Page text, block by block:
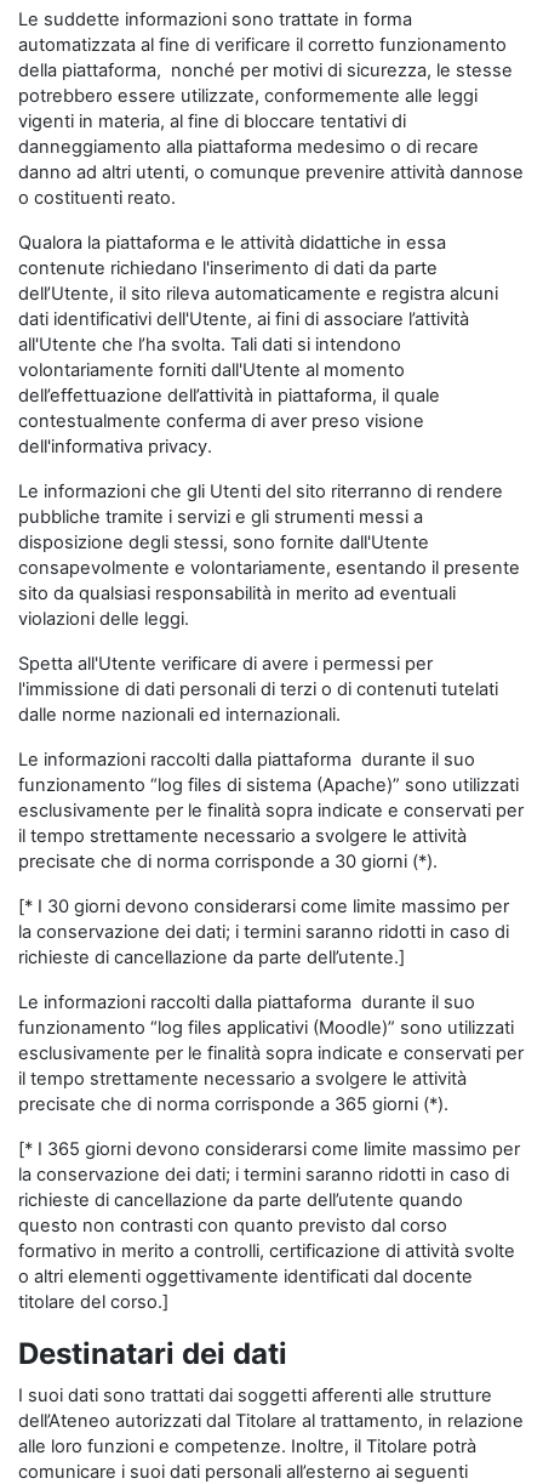
Le suddette informazioni sono trattate in forma
automatizzata al fine di verificare il corretto funzionamento
della piattaforma, nonché per motivi di sicurezza, le stesse
potrebbero essere utilizzate, conformemente alle leggi
vigenti in materia, al fine di bloccare tentativi di
danneggiamento alla piattaforma medesimo o di recare
danno ad altri utenti, o comunque prevenire attività dannose
o costituenti reato.
Qualora la piattaforma e le attività didattiche in essa
contenute richiedano l'inserimento di dati da parte
dell’Utente, il sito rileva automaticamente e registra alcuni
dati identificativi dell'Utente, ai fini di associare l’attività
all'Utente che l’ha svolta. Tali dati si intendono
volontariamente forniti dall'Utente al momento
dell’effettuazione dell’attività in piattaforma, il quale
contestualmente conferma di aver preso visione
dell'informativa privacy.
Le informazioni che gli Utenti del sito riterranno di rendere
pubbliche tramite i servizi e gli strumenti messi a
disposizione degli stessi, sono fornite dall'Utente
consapevolmente e volontariamente, esentando il presente
sito da qualsiasi responsabilità in merito ad eventuali
violazioni delle leggi.
Spetta all'Utente verificare di avere i permessi per
l'immissione di dati personali di terzi o di contenuti tutelati
dalle norme nazionali ed internazionali.
Le informazioni raccolti dalla piattaforma durante il suo
funzionamento “log files di sistema (Apache)” sono utilizzati
esclusivamente per le finalità sopra indicate e conservati per
il tempo strettamente necessario a svolgere le attività
precisate che di norma corrisponde a 30 giorni (*).
[* I 30 giorni devono considerarsi come limite massimo per
la conservazione dei dati; i termini saranno ridotti in caso di
richieste di cancellazione da parte dell’utente.]
Le informazioni raccolti dalla piattaforma durante il suo
funzionamento “log files applicativi (Moodle)” sono utilizzati
esclusivamente per le finalità sopra indicate e conservati per
il tempo strettamente necessario a svolgere le attività
precisate che di norma corrisponde a 365 giorni (*).
[* I 365 giorni devono considerarsi come limite massimo per
la conservazione dei dati; i termini saranno ridotti in caso di
richieste di cancellazione da parte dell’utente quando
questo non contrasti con quanto previsto dal corso
formativo in merito a controlli, certificazione di attività svolte
o altri elementi oggettivamente identificati dal docente
titolare del corso.]
Destinatari dei dati
I suoi dati sono trattati dai soggetti afferenti alle strutture
dell’Ateneo autorizzati dal Titolare al trattamento, in relazione
alle loro funzioni e competenze. Inoltre, il Titolare potrà
comunicare i suoi dati personali all’esterno ai seguenti